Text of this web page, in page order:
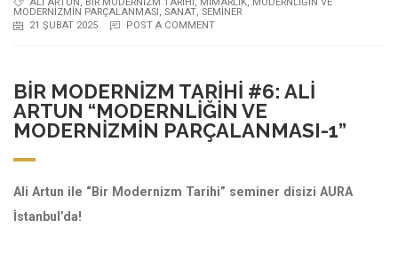
MODERNIZMIN PARÇALANMASI , SANAT, SEMINER
21 ŞUBAT 2025
POST A COMMENT
BIR MODERNIZM TARIHI #6: ALI
ARTUN “MODERNLIĞIN VE
MODERNIZMIN PARÇALANMASI-1”
Ali Artun ile “Bir Modernizm Tarihi” seminer disizi AURA
İstanbul’da!